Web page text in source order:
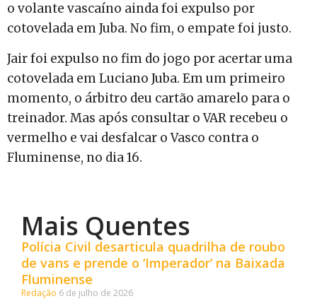
o volante vascaíno ainda foi expulso por
cotovelada em Juba. No fim, o empate foi justo.
Jair foi expulso no fim do jogo por acertar uma
cotovelada em Luciano Juba. Em um primeiro
momento, o árbitro deu cartão amarelo para o
treinador. Mas após consultar o VAR recebeu o
vermelho e vai desfalcar o Vasco contra o
Fluminense, no dia 16.
Mais Quentes
Polícia Civil desarticula quadrilha de roubo
de vans e prende o ‘Imperador’ na Baixada
Fluminense
Redação 6 de julho de 2026